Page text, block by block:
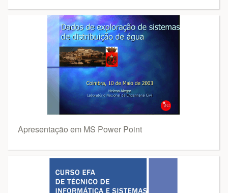
Apresentação em MS Power Point